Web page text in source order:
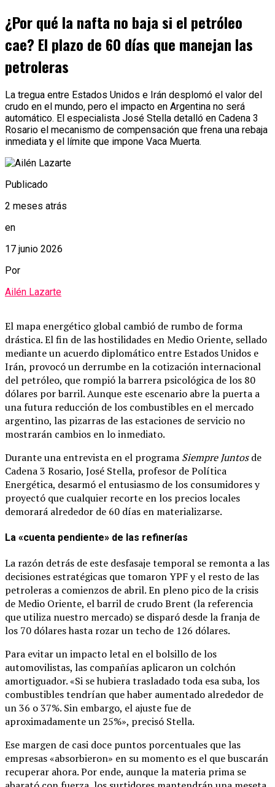
¿Por qué la nafta no baja si el petróleo
cae? El plazo de 60 días que manejan las
petroleras
La tregua entre Estados Unidos e Irán desplomó el valor del
crudo en el mundo, pero el impacto en Argentina no será
automático. El especialista José Stella detalló en Cadena 3
Rosario el mecanismo de compensación que frena una rebaja
inmediata y el límite que impone Vaca Muerta.
Publicado
2 meses atrás
en
17 junio 2026
Por
Ailén Lazarte
El mapa energético global cambió de rumbo de forma
drástica. El fin de las hostilidades en Medio Oriente, sellado
mediante un acuerdo diplomático entre Estados Unidos e
Irán, provocó un derrumbe en la cotización internacional
del petróleo, que rompió la barrera psicológica de los 80
dólares por barril. Aunque este escenario abre la puerta a
una futura reducción de los combustibles en el mercado
argentino, las pizarras de las estaciones de servicio no
mostrarán cambios en lo inmediato.
Durante una entrevista en el programa Siempre Juntosde
Cadena 3 Rosario, José Stella, profesor de Política
Energética, desarmó el entusiasmo de los consumidores y
proyectó que cualquier recorte en los precios locales
demorará alrededor de 60 días en materializarse.
La «cuenta pendiente» de las refinerías
La razón detrás de este desfasaje temporal se remonta a las
decisiones estratégicas que tomaron YPF y el resto de las
petroleras a comienzos de abril. En pleno pico de la crisis
de Medio Oriente, el barril de crudo Brent (la referencia
que utiliza nuestro mercado) se disparó desde la franja de
los 70 dólares hasta rozar un techo de 126 dólares.
Para evitar un impacto letal en el bolsillo de los
automovilistas, las compañías aplicaron un colchón
amortiguador. «Si se hubiera trasladado toda esa suba, los
combustibles tendrían que haber aumentado alrededor de
un 36 o 37%. Sin embargo, el ajuste fue de
aproximadamente un 25%», precisó Stella.
Ese margen de casi doce puntos porcentuales que las
empresas «absorbieron» en su momento es el que buscarán
recuperar ahora. Por ende, aunque la materia prima se